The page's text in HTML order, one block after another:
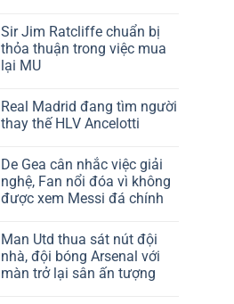
Sir Jim Ratcliffe chuẩn bị
thỏa thuận trong việc mua
lại MU
Real Madrid đang tìm người
thay thế HLV Ancelotti
De Gea cân nhắc việc giải
nghệ, Fan nổi đóa vì không
được xem Messi đá chính
Man Utd thua sát nút đội
nhà, đội bóng Arsenal với
màn trở lại sân ấn tượng